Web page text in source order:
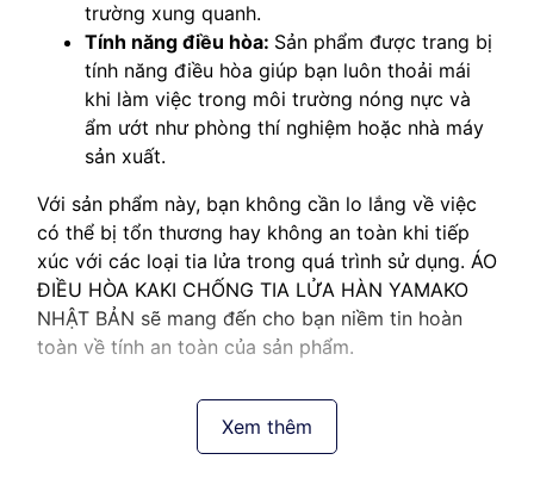
trường xung quanh.
Tính năng điều hòa: Sản phẩm được trang bị
tính năng điều hòa giúp bạn luôn thoải mái
khi làm việc trong môi trường nóng nực và
ẩm ướt như phòng thí nghiệm hoặc nhà máy
sản xuất.
Với sản phẩm này, bạn không cần lo lắng về việc
có thể bị tổn thương hay không an toàn khi tiếp
xúc với các loại tia lửa trong quá trình sử dụng. ÁO
ĐIỀU HÒA KAKI CHỐNG TIA LỬA HÀN YAMAKO
NHẬT BẢN sẽ mang đến cho bạn niềm tin hoàn
toàn về tính an toàn của sản phẩm.
Xem thêm